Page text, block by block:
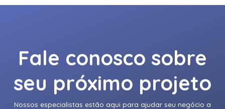
Fale conosco sobre
seu próximo projeto
Nossos especialistas estão aqui para ajudar seu negócio a